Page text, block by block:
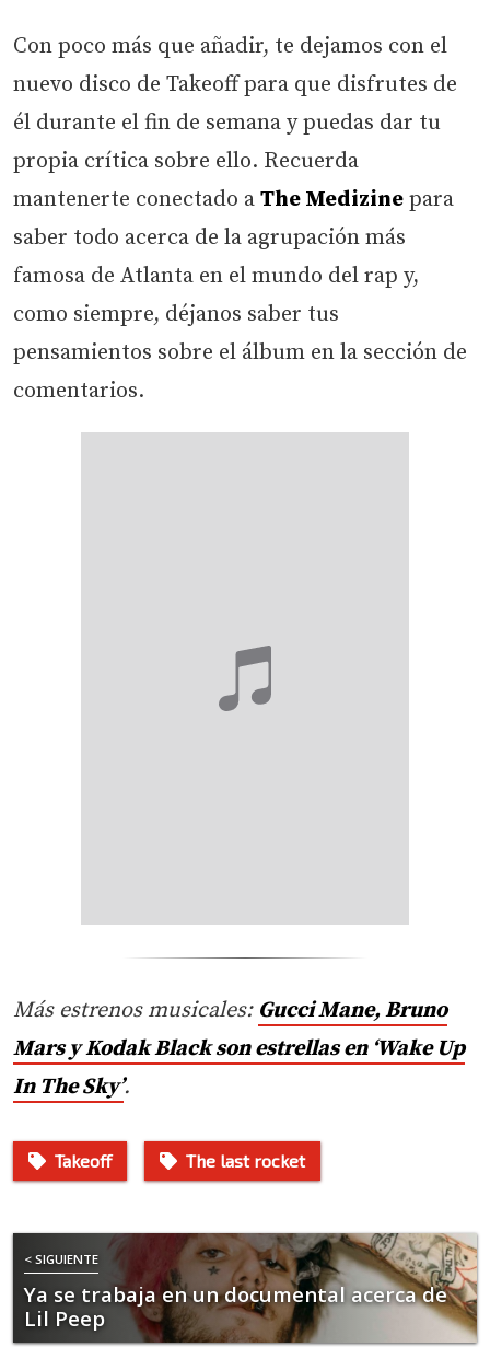
Con poco más que añadir, te dejamos con el
nuevo disco de Takeoff para que disfrutes de
él durante el fin de semana y puedas dar tu
propia crítica sobre ello. Recuerda
mantenerte conectado a The Medizine para
saber todo acerca de la agrupación más
famosa de Atlanta en el mundo del rap y,
como siempre, déjanos saber tus
pensamientos sobre el álbum en la sección de
comentarios.
Más estrenos musicales: Gucci Mane, Bruno
Mars y Kodak Black son estrellas en ‘Wake Up
In The Sky’.
Takeoff The last rocket
< SIGUIENTE
Ya se trabaja en un documental acerca de
Lil Peep